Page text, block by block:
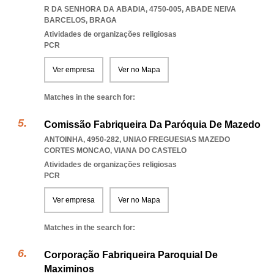
R DA SENHORA DA ABADIA, 4750-005, ABADE NEIVA
BARCELOS, BRAGA
Atividades de organizações religiosas
PCR
Ver empresa Ver no Mapa
Matches in the search for:
Comissão Fabriqueira Da Paróquia De Mazedo
ANTOINHA, 4950-282, UNIAO FREGUESIAS MAZEDO
CORTES MONCAO, VIANA DO CASTELO
Atividades de organizações religiosas
PCR
Ver empresa Ver no Mapa
Matches in the search for:
Corporação Fabriqueira Paroquial De
Maximinos